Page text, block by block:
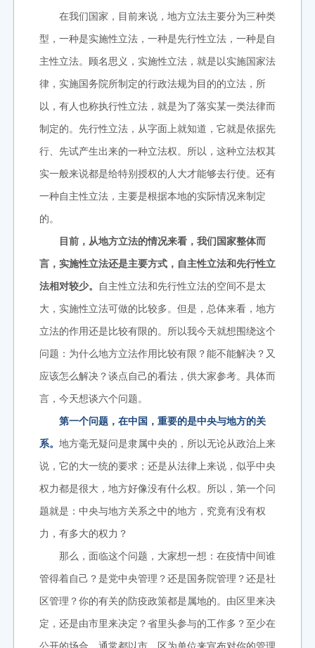
在我们国家，目前来说，地方立法主要分为三种类
型，一种是实施性立法，一种是先行性立法，一种是自
主性立法。顾名思义，实施性立法，就是以实施国家法
律，实施国务院所制定的行政法规为目的的立法，所
以，有人也称执行性立法，就是为了落实某一类法律而
制定的。先行性立法，从字面上就知道，它就是依据先
行、先试产生出来的一种立法权。所以，这种立法权其
实一般来说都是给特别授权的人大才能够去行使。还有
一种自主性立法，主要是根据本地的实际情况来制定
的。
目前，从地方立法的情况来看，我们国家整体而
言，实施性立法还是主要方式，自主性立法和先行性立
法相对较少。
自主性立法和先行性立法的空间不是太
大，实施性立法可做的比较多。但是，总体来看，地方
立法的作用还是比较有限的。所以我今天就想围绕这个
问题：为什么地方立法作用比较有限？能不能解决？又
应该怎么解决？谈点自己的看法，供大家参考。具体而
言，今天想谈六个问题。
第一个问题，在中国，重要的是中央与地方的关
系。 地方毫无疑问是隶属中央的，所以无论从政治上来
说，它的大一统的要求；还是从法律上来说，似乎中央
权力都是很大，地方好像没有什么权。所以，第一个问
题就是：中央与地方关系之中的地方，究竟有没有权
力，有多大的权力？
那么，面临这个问题，大家想一想：在疫情中间谁
管得着自己？是党中央管理？还是国务院管理？还是社
区管理？你的有关的防疫政策都是属地的。由区里来决
定，还是由市里来决定？省里头参与的工作多？至少在